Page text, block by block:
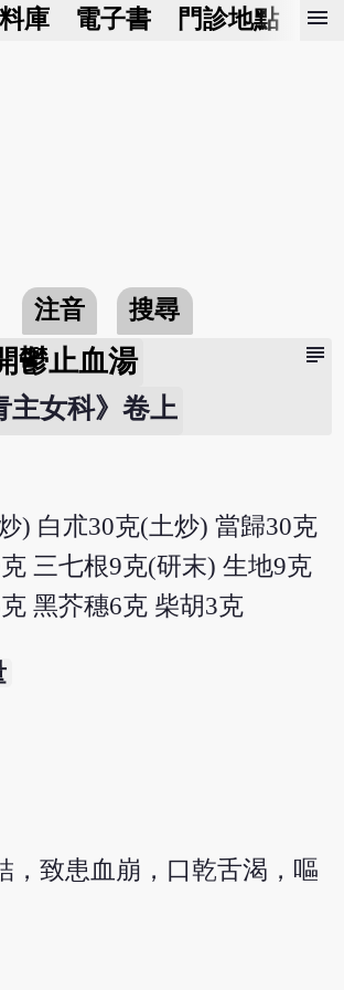
庫 電子書 門診地點 預
menu
注音 搜尋
subject
鬱止血湯
主女科》卷上
) 白朮30克(土炒) 當歸30克
三七根9克(研末) 生地9克
黑芥穗6克 柴胡3克
，致患血崩，口乾舌渴，嘔